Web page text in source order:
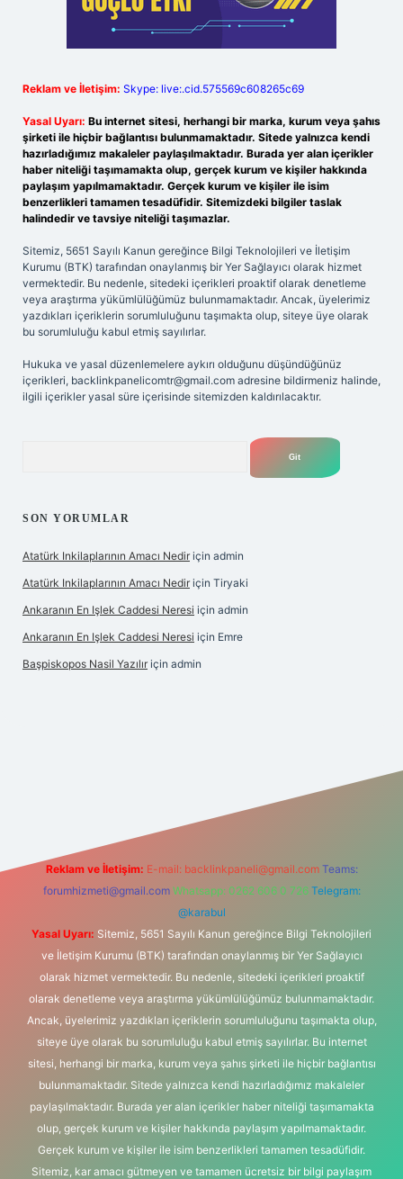
Reklam ve İletişim: Skype: live:.cid.575569c608265c69
Yasal Uyarı: Bu internet sitesi, herhangi bir marka, kurum veya şahıs
şirketi ile hiçbir bağlantısı bulunmamaktadır. Sitede yalnızca kendi
hazırladığımız makaleler paylaşılmaktadır. Burada yer alan içerikler
haber niteliği taşımamakta olup, gerçek kurum ve kişiler hakkında
paylaşım yapılmamaktadır. Gerçek kurum ve kişiler ile isim
benzerlikleri tamamen tesadüfidir. Sitemizdeki bilgiler taslak
halindedir ve tavsiye niteliği taşımazlar.
Sitemiz, 5651 Sayılı Kanun gereğince Bilgi Teknolojileri ve İletişim
Kurumu (BTK) tarafından onaylanmış bir Yer Sağlayıcı olarak hizmet
vermektedir. Bu nedenle, sitedeki içerikleri proaktif olarak denetleme
veya araştırma yükümlülüğümüz bulunmamaktadır. Ancak, üyelerimiz
yazdıkları içeriklerin sorumluluğunu taşımakta olup, siteye üye olarak
bu sorumluluğu kabul etmiş sayılırlar.
Hukuka ve yasal düzenlemelere aykırı olduğunu düşündüğünüz
içerikleri, backlinkpanelicomtr@gmail.com adresine bildirmeniz halinde,
ilgili içerikler yasal süre içerisinde sitemizden kaldırılacaktır.
SON YORUMLAR
Atatürk Inkilaplarının Amacı Nedir için admin
Atatürk Inkilaplarının Amacı Nedir için Tiryaki
Ankaranın En Işlek Caddesi Neresi için admin
Ankaranın En Işlek Caddesi Neresi için Emre
Başpiskopos Nasil Yazılır için admin
Reklam ve İletişim: E-mail: backlinkpaneli@gmail.com Teams:
forumhizmeti@gmail.com Whatsapp: 0262 606 0 726 Telegram:
@karabul
Yasal Uyarı: Sitemiz, 5651 Sayılı Kanun gereğince Bilgi Teknolojileri
ve İletişim Kurumu (BTK) tarafından onaylanmış bir Yer Sağlayıcı
olarak hizmet vermektedir. Bu nedenle, sitedeki içerikleri proaktif
olarak denetleme veya araştırma yükümlülüğümüz bulunmamaktadır.
Ancak, üyelerimiz yazdıkları içeriklerin sorumluluğunu taşımakta olup,
siteye üye olarak bu sorumluluğu kabul etmiş sayılırlar. Bu internet
sitesi, herhangi bir marka, kurum veya şahıs şirketi ile hiçbir bağlantısı
bulunmamaktadır. Sitede yalnızca kendi hazırladığımız makaleler
paylaşılmaktadır. Burada yer alan içerikler haber niteliği taşımamakta
olup, gerçek kurum ve kişiler hakkında paylaşım yapılmamaktadır.
Gerçek kurum ve kişiler ile isim benzerlikleri tamamen tesadüfidir.
Sitemiz, kar amacı gütmeyen ve tamamen ücretsiz bir bilgi paylaşım